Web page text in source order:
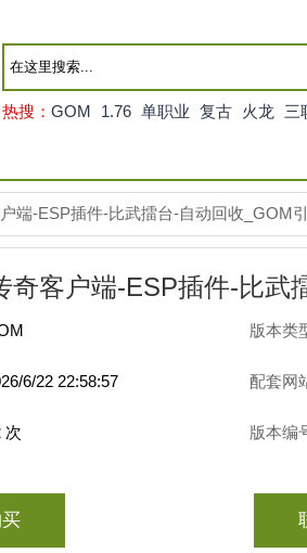
热搜： GOM 1.76 单职业 复古 火龙 三
端-ESP插件-比武擂台-自动回收_GOM
奇客户端-ESP插件-比武
版本类
6/22 22:58:57 配套网
次 版本编